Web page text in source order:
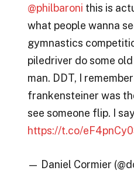
@philbaroni this is
what people wanna
gymnastics
piledriver do some
man. DDT, I
frankensteiner was
see someone flip. I
https://t.co/
— Daniel Cormier